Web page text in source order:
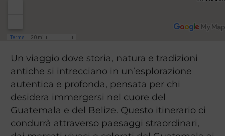
Un viaggio dove storia, natura e tradizioni
antiche si intrecciano in un’esplorazione
autentica e profonda, pensata per chi
desidera immergersi nel cuore del
Guatemala e del Belize. Questo itinerario ci
condurrà attraverso paesaggi straordinari,